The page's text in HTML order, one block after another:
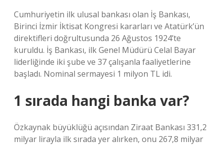
Cumhuriyetin ilk ulusal bankası olan İş Bankası,
Birinci İzmir İktisat Kongresi kararları ve Atatürk’ün
direktifleri doğrultusunda 26 Ağustos 1924’te
kuruldu. İş Bankası, ilk Genel Müdürü Celal Bayar
liderliğinde iki şube ve 37 çalışanla faaliyetlerine
başladı. Nominal sermayesi 1 milyon TL idi.
1 sırada hangi banka var?
Özkaynak büyüklüğü açısından Ziraat Bankası 331,2
milyar lirayla ilk sırada yer alırken, onu 267,8 milyar